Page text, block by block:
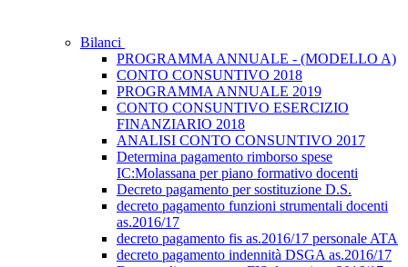
Bilanci
PROGRAMMA ANNUALE - (MODELLO A)
CONTO CONSUNTIVO 2018
PROGRAMMA ANNUALE 2019
CONTO CONSUNTIVO ESERCIZIO
FINANZIARIO 2018
ANALISI CONTO CONSUNTIVO 2017
Determina pagamento rimborso spese
IC:Molassana per piano formativo docenti
Decreto pagamento per sostituzione D.S.
decreto pagamento funzioni strumentali docenti
as.2016/17
decreto pagamento fis as.2016/17 personale ATA
decreto pagamento indennità DSGA as.2016/17